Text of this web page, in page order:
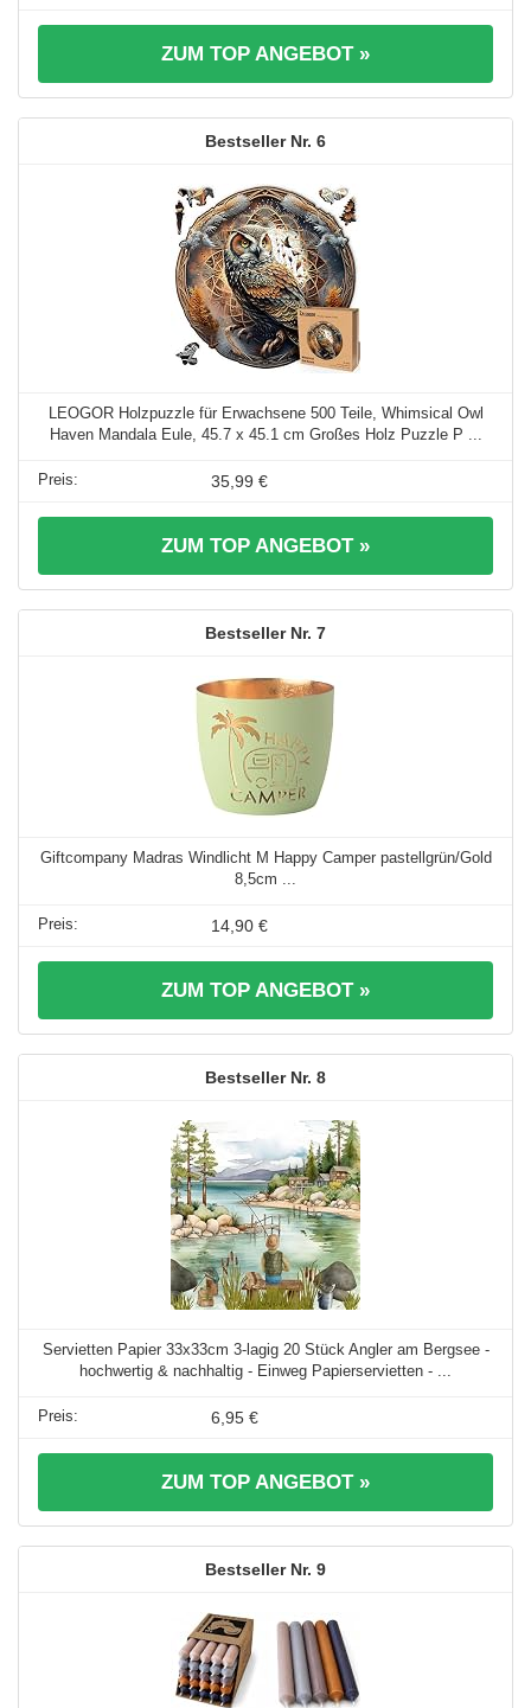
ZUM TOP ANGEBOT »
6
LEOGOR Holzpuzzle für Erwachsene 500 Teile, Whimsical Owl
Haven Mandala Eule, 45.7 x 45.1 cm Großes Holz Puzzle P ...
35,99 €
ZUM TOP ANGEBOT »
7
Giftcompany Madras Windlicht M Happy Camper pastellgrün/Gold
8,5cm ...
14,90 €
ZUM TOP ANGEBOT »
8
Servietten Papier 33x33cm 3-lagig 20 Stück Angler am Bergsee -
hochwertig & nachhaltig - Einweg Papierservietten - ...
6,95 €
ZUM TOP ANGEBOT »
9